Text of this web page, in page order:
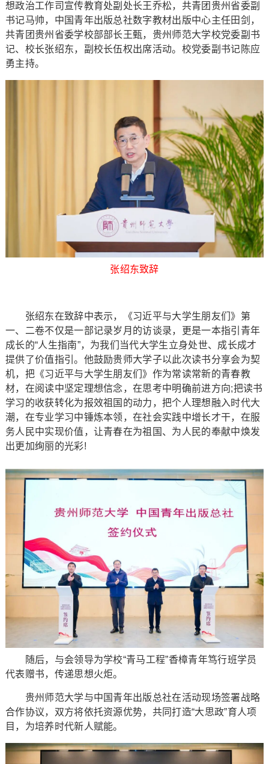
想政治工作司宣传教育处副处长王乔松，共青团贵州省委副
书记马帅，中国青年出版总社数字教材出版中心主任田剑，
共青团贵州省委学校部部长王甄，贵州师范大学校党委副书
记、校长张绍东，副校长伍权出席活动。校党委副书记陈应
勇主持。
张绍东致辞
张绍东在致辞中表示，《习近平与大学生朋友们》第
一、二卷不仅是一部记录岁月的访谈录，更是一本指引青年
成长的“人生指南”，为我们当代大学生立身处世、成长成才
提供了价值指引。他鼓励贵师大学子以此次读书分享会为契
机，把《习近平与大学生朋友们》作为常读常新的青春教
材，在阅读中坚定理想信念，在思考中明确前进方向;把读书
学习的收获转化为报效祖国的动力，把个人理想融入时代大
潮，在专业学习中锤炼本领，在社会实践中增长才干，在服
务人民中实现价值，让青春在为祖国、为人民的奉献中焕发
出更加绚丽的光彩!
随后，与会领导为学校“青马工程”香樟青年笃行班学员
代表赠书，传递思想火炬。
贵州师范大学与中国青年出版总社在活动现场签署战略
合作协议，双方将依托资源优势，共同打造“大思政”育人项
目，为培养时代新人赋能。